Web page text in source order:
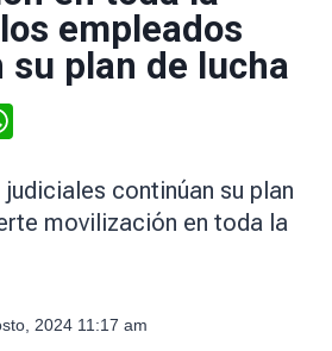
empleados
su plan de lucha
continúan su plan
movilización en toda la
2024 11:17 am